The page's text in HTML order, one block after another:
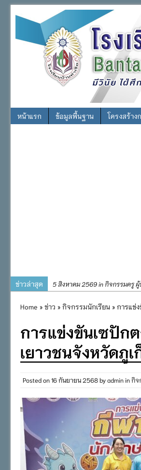
หน้าแรก ข้อมูลพื้นฐาน โครงสร้าง
ข่าวล่าสุด 5 สิงหาคม 2569 in กิจกรรมครู
๒๕๖๙
31 กรกฎาคม 2569 in กิจกรรมนั
31 กรกฎาคม 2569 in กิจกรรมนั
Home » ข่าว » กิจกรรมนักเรียน » การแข่
การแข่งขันเซปัก
เยาวชนจังหวัด
Posted on16 กันยายน 2568byadmininกิจ